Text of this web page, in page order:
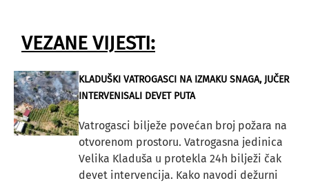
VEZANE VIJESTI:
KLADUŠKI VATROGASCI NA IZMAKU SNAGA, JUČER
INTERVENISALI DEVET PUTA
Vatrogasci bilježe povećan broj požara na
otvorenom prostoru. Vatrogasna jedinica
Velika Kladuša u protekla 24h bilježi čak
devet intervencija. Kako navodi dežurni